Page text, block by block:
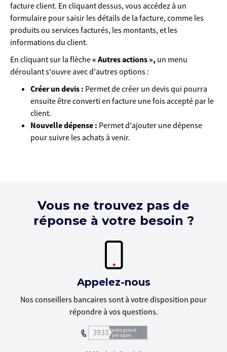
facture client. En cliquant dessus, vous accédez à un
formulaire pour saisir les détails de la facture, comme les
produits ou services facturés, les montants, et les
informations du client.
En cliquant sur la flèche« Autres actions », un menu
déroulant s'ouvre avec d'autres options :
Créer un devis : Permet de créer un devis qui pourra
ensuite être converti en facture une fois accepté par le
client.
Nouvelle dépense : Permet d'ajouter une dépense
pour suivre les achats à venir.
Vous ne trouvez pas de
réponse à votre besoin ?
Appelez-nous
Nos conseillers bancaires sont à votre disposition pour
répondre à vos questions.
3933Service gratuit
+ prix appel